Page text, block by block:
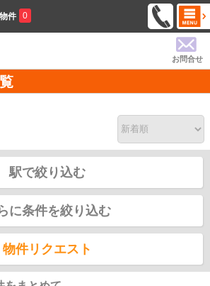
件 0
お問合せ
駅で絞り込む
に条件を絞り込む
物件リクエスト